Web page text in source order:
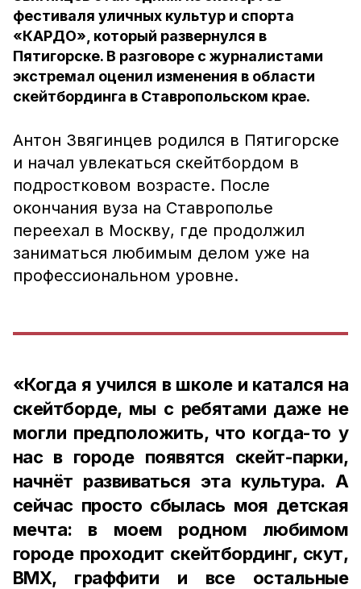
фестиваля уличных культур и спорта
«КАРДО», который развернулся в
Пятигорске. В разговоре с журналистами
экстремал оценил изменения в области
скейтбординга в Ставропольском крае.
Антон Звягинцев родился в Пятигорске
и начал увлекаться скейтбордом в
подростковом возрасте. После
окончания вуза на Ставрополье
переехал в Москву, где продолжил
заниматься любимым делом уже на
профессиональном уровне.
«Когда я учился в школе и катался на
скейтборде, мы с ребятами даже не
могли предположить, что когда-то у
нас в городе появятся скейт-парки,
начнёт развиваться эта культура. А
сейчас просто сбылась моя детская
мечта: в моем родном любимом
городе проходит скейтбординг, скут,
BMX, граффити и все остальные